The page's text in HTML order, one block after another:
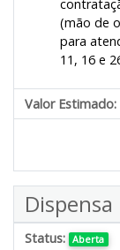
(mão de
para
11, 16 e
Valor Estimado:
Status: Aberta